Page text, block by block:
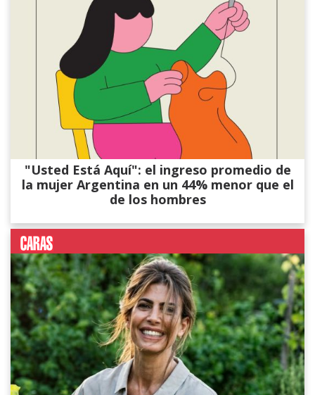
"Usted Está Aquí": el ingreso promedio de
la mujer Argentina en un 44% menor que el
de los hombres